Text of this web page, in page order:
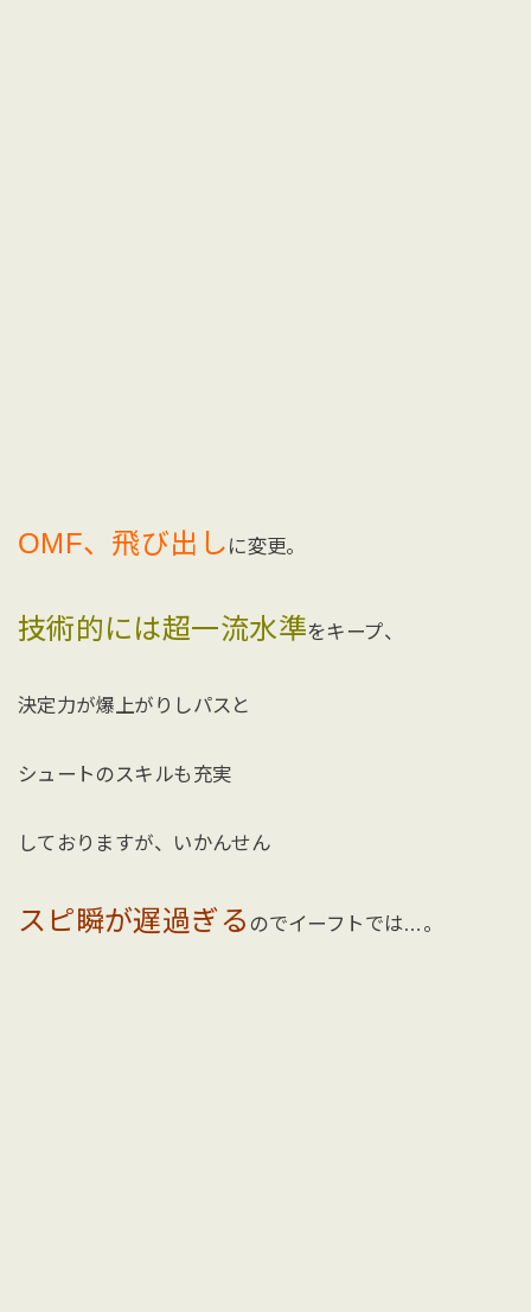
OMF、飛び出し に変更。
技術的には超一流水準をキープ、
決定力が爆上がりしパスと
シュートのスキルも充実
しておりますが、いかんせん
スピ瞬が遅過ぎる のでイーフトでは…。